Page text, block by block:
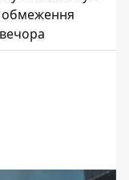
обмеження